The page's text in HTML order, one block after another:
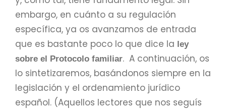
embargo, en cuánto a su regulación
específica, ya os avanzamos de entrada
que es bastante poco lo que dice la ley
sobre el Protocolo familiar. A continuación, os
lo sintetizaremos, basándonos siempre en la
legislación y el ordenamiento jurídico
español. (Aquellos lectores que nos seguís